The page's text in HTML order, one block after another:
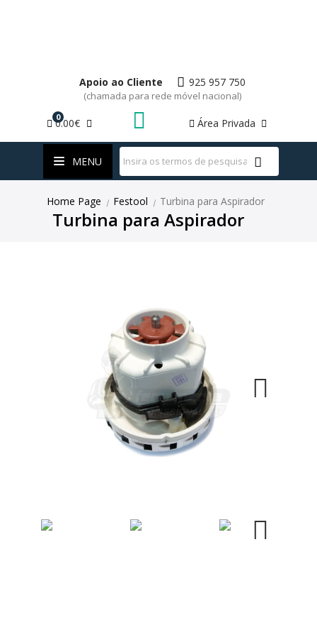
WhatsApp
Apoio ao Cliente 925 957 750
(chamada para rede móvel nacional)
Área Privada
0
0.00€
MENU
Home Page | Festool | Turbina para Aspirador
Turbina para Aspirador